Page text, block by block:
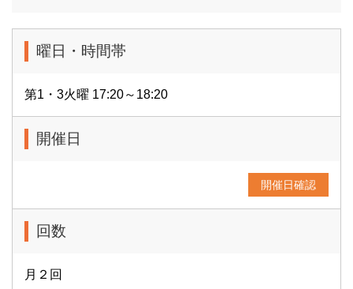
曜日・時間帯
第1・3火曜 17:20～18:20
開催日
開催日確認
回数
月２回